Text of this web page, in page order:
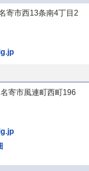
寄市西13条南4丁目2
寄市風連町西町196